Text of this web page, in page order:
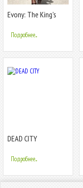
Evony: The King's
Подробнее...
DEAD CITY
Подробнее...